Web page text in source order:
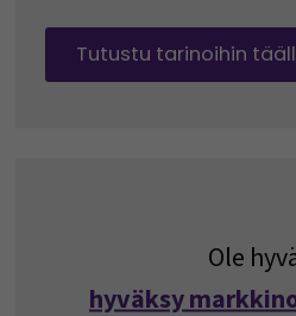
Tutustu tarinoihin
Ole
hyväksy